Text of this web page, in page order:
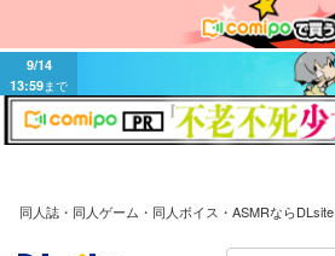
9/14
13:59まで
同人誌・同人ゲーム・同人ボイス・ASMRならDLsite